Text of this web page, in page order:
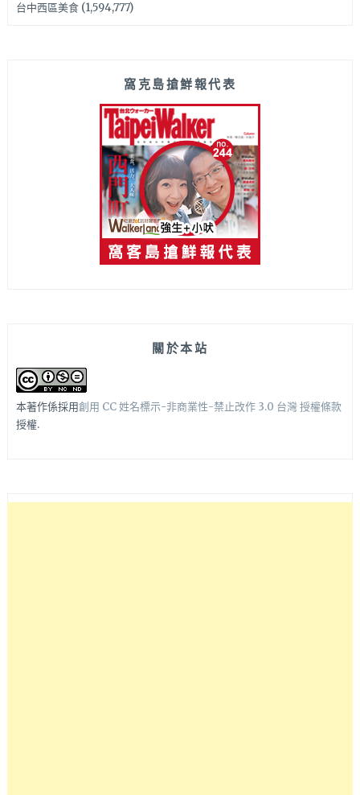
台中西區美食(1,594,777)
窩克島搶鮮報代表
關於本站
本著作係採用創用 CC 姓名標示-非商業性-禁止改作 3.0 台灣 授權條款
授權.